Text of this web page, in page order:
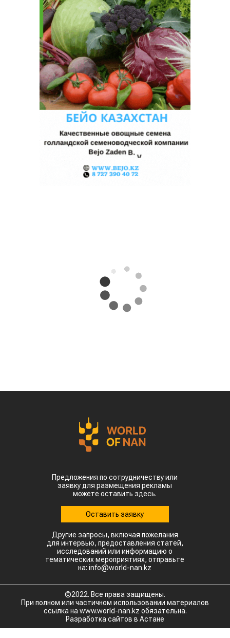
Предложения по сотрудничеству или
заявку для размещения рекламы
можете оставить здесь.
Оставить заявку
Другие запросы, включая пожелания
для интервью, предоставления статей,
исследований или информацию о
тематических мероприятиях, отправьте
на: info@world-nan.kz
©2022. Все права защищены.
При полном или частичном использовании материалов
ссылка на www.world-nan.kz обязательна.
Разработка сайтов в Астане